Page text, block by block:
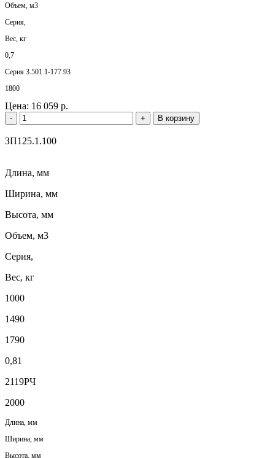
Объем, м3
Серия,
Вес, кг
0,7
Серия 3.501.1-177.93
1800
Цена: 16 059 р.
- + В корзину
ЗП125.1.100
Длина, мм
Ширина, мм
Высота, мм
Объем, м3
Серия,
Вес, кг
1000
1490
1790
0,81
2119РЧ
2000
Длина, мм
Ширина, мм
Высота, мм